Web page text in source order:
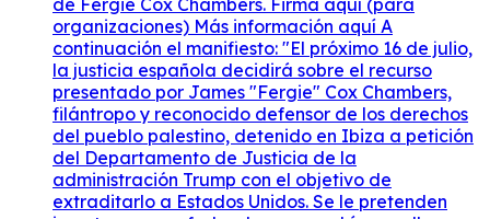
de Fergie Cox Chambers. Firma aquí (para
organizaciones) Más información aquí A
continuación el manifiesto: "El próximo 16 de julio,
la justicia española decidirá sobre el recurso
presentado por James "Fergie" Cox Chambers,
filántropo y reconocido defensor de los derechos
del pueblo palestino, detenido en Ibiza a petición
del Departamento de Justicia de la
administración Trump con el objetivo de
extraditarlo a Estados Unidos. Se le pretenden